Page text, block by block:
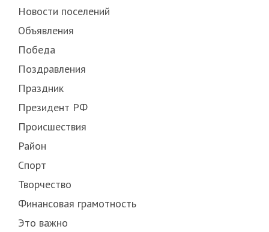
Новости поселений
Объявления
Победа
Поздравления
Праздник
Президент РФ
Происшествия
Район
Спорт
Творчество
Финансовая грамотность
Это важно